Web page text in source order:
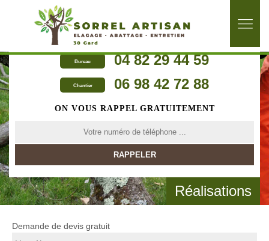
Bureau 04 82 29 44 59
Chantier 06 98 42 72 88
ON VOUS RAPPEL GRATUITEMENT
Réalisations
Demande de devis gratuit